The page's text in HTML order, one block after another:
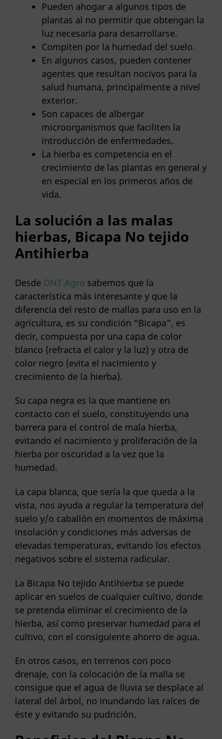
Pueden ahogar a algunos tipos de
plantas al no permitir que obtengan la
luz necesaria para desarrollarse.
Compiten por la humedad del suelo.
En algunos casos, pueden contener
agentes que resultan nocivos para la
salud humana, principalmente a nivel
exterior.
Son capaces de albergar
microorganismos que faciliten la
introducción de enfermedades.
La hierba es competencia en el
crecimiento de las plantas en general y
en especial en los primeros años de
vida.
La solución a las malas
hierbas, Bicapa No tejido
Antihierba
Desde DNT Agro sabemos que la
característica más interesante y que la
diferencia del resto de mallas para uso en la
agricultura, es su condición “Bicapa”, es
decir, compuesta por una capa de color
blanco (refracta el calor y la luz) y otra de
color negro (evita el nacimiento y
crecimiento de la hierba).
Su capa negra es la que mantiene en
contacto con el suelo, constituyendo una
barrera para el control de mala hierba,
evitando el nacimiento y proliferación de la
hierba por oscuridad a la vez que la
humedad.
La capa blanca, que sería la que queda a la
vista, nos ayuda a regular la temperatura del
suelo y/o caballón en momentos de máxima
insolación y condiciones más adversas de
elevadas temperaturas, evitando los efectos
negativos sobre el sistema radicular.
La Bicapa No tejido Antihierba se puede
aplicar en suelos de cualquier cultivo, donde
se pretenda eliminar el crecimiento de la
hierba, así como preservar humedad para el
cultivo, con el consiguiente ahorro de agua.
En otros casos, en terrenos con poco
drenaje, con la colocación de la malla se
consigue que el agua de lluvia se desplace al
lateral del árbol, no inundando las raíces de
éste y evitando su pudrición.